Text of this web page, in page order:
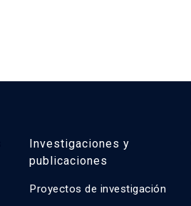
Investigaciones y
publicaciones
Proyectos de investigación